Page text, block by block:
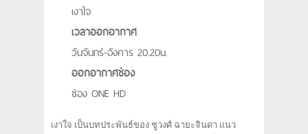
เงาใจ
เวลาออกอากาศ
วันจันทร์-อังคาร 20.20น.
ออกอากาศช่อง
ช่อง ONE HD
เงาใจ เป็นบทประพันธ์ของ ชูวงศ์ ฉายะจินดา แนว